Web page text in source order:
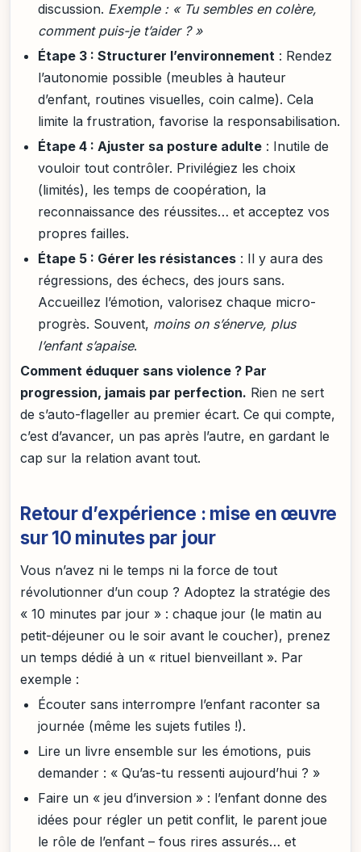
discussion. Exemple : « Tu sembles en colère,
comment puis-je t’aider ? »
Étape 3 : Structurer l’environnement : Rendez
l’autonomie possible (meubles à hauteur
d’enfant, routines visuelles, coin calme). Cela
limite la frustration, favorise la responsabilisation.
Étape 4 : Ajuster sa posture adulte : Inutile de
vouloir tout contrôler. Privilégiez les choix
(limités), les temps de coopération, la
reconnaissance des réussites… et acceptez vos
propres failles.
Étape 5 : Gérer les résistances : Il y aura des
régressions, des échecs, des jours sans.
Accueillez l’émotion, valorisez chaque micro-
progrès. Souvent, moins on s’énerve, plus
l’enfant s’apaise.
Comment éduquer sans violence ? Par
progression, jamais par perfection. Rien ne sert
de s’auto-flageller au premier écart. Ce qui compte,
c’est d’avancer, un pas après l’autre, en gardant le
cap sur la relation avant tout.
Retour d’expérience : mise en œuvre
sur 10 minutes par jour
Vous n’avez ni le temps ni la force de tout
révolutionner d’un coup ? Adoptez la stratégie des
« 10 minutes par jour » : chaque jour (le matin au
petit-déjeuner ou le soir avant le coucher), prenez
un temps dédié à un « rituel bienveillant ». Par
exemple :
Écouter sans interrompre l’enfant raconter sa
journée (même les sujets futiles !).
Lire un livre ensemble sur les émotions, puis
demander : « Qu’as-tu ressenti aujourd’hui ? »
Faire un « jeu d’inversion » : l’enfant donne des
idées pour régler un petit conflit, le parent joue
le rôle de l’enfant – fous rires assurés… et